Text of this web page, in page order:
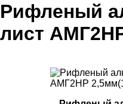
Рифленый
лист